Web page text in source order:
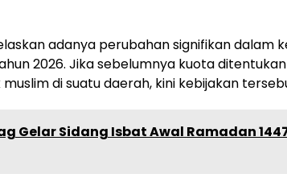
adanya perubahan signifikan dalam
2026. Jika sebelumnya kuota
di suatu daerah, kini kebijakan
Gelar Sidang Isbat Awal Ramadan